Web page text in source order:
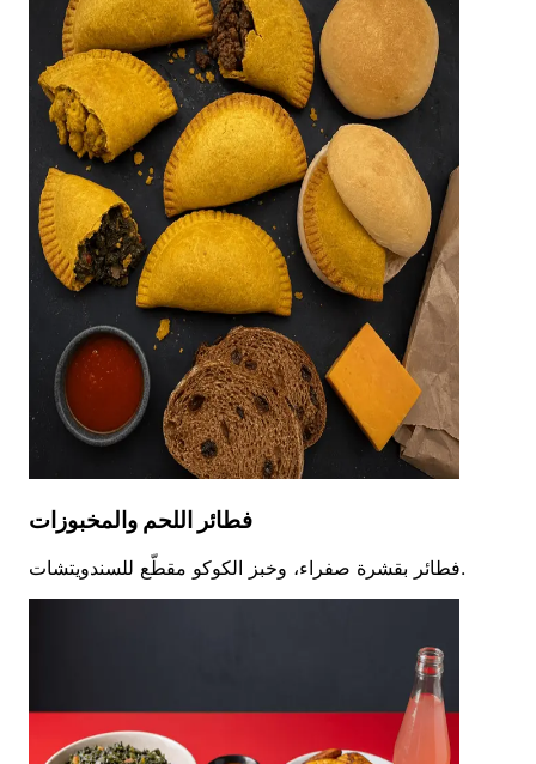
فطائر اللحم والمخبوزات
فطائر بقشرة صفراء، وخبز الكوكو مقطّع للسندويتشات.